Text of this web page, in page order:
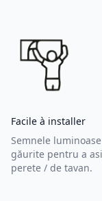
Facile à installer
Semnele
găurite pentru a
perete / de tavan.